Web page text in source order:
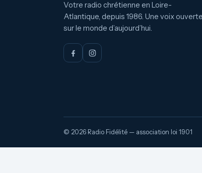
Votre radio chrétienne en Loire-
Atlantique, depuis 1986. Une voix ouverte
sur le monde d’aujourd’hui.
© 2026 Radio Fidélité — association loi 1901